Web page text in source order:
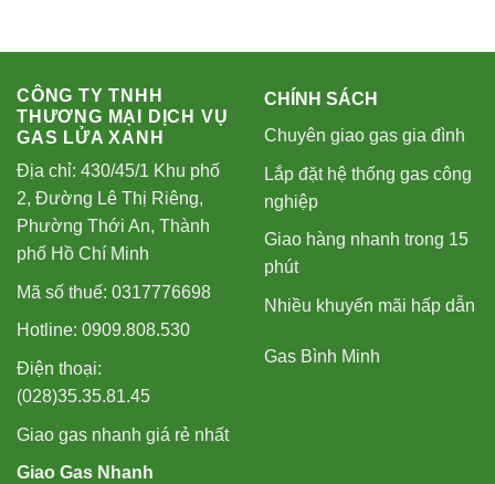
CÔNG TY TNHH
THƯƠNG MẠI DỊCH VỤ
GAS LỬA XANH
Địa chỉ: 430/45/1 Khu phố
2, Đường Lê Thị Riêng,
Phường Thới An, Thành
phố Hồ Chí Minh
Mã số thuế: 0317776698
Hotline: 0909.808.530
Điện thoại:
(028)35.35.81.45
Giao gas nhanh giá rẻ nhất
Giao Gas Nhanh
CHÍNH SÁCH
Chuyên giao gas gia đình
Lắp đặt hệ thống gas công
nghiệp
Giao hàng nhanh trong 15
phút
Nhiều khuyến mãi hấp dẫn
Gas Bình Minh